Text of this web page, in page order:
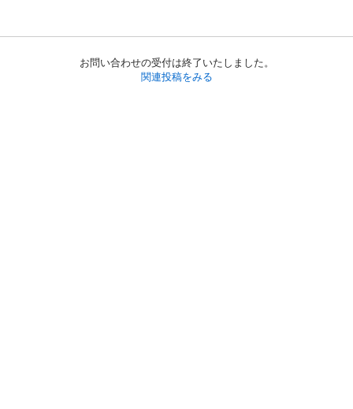
お問い合わせの受付は終了いたしました。
関連投稿をみる